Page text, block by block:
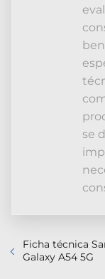
se
Ficha técnica
Galaxy A54 5G